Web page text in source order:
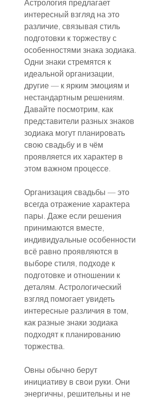
Астрология предлагает
интересный взгляд на это
различие, связывая стиль
подготовки к торжеству с
особенностями знака зодиака.
Одни знаки стремятся к
идеальной организации,
другие — к ярким эмоциям и
нестандартным решениям.
Давайте посмотрим, как
представители разных знаков
зодиака могут планировать
свою свадьбу и в чём
проявляется их характер в
этом важном процессе.
Организация свадьбы — это
всегда отражение характера
пары. Даже если решения
принимаются вместе,
индивидуальные особенности
всё равно проявляются в
выборе стиля, подходе к
подготовке и отношении к
деталям. Астрологический
взгляд помогает увидеть
интересные различия в том,
как разные знаки зодиака
подходят к планированию
торжества.
Овны обычно берут
инициативу в свои руки. Они
энергичны, решительны и не